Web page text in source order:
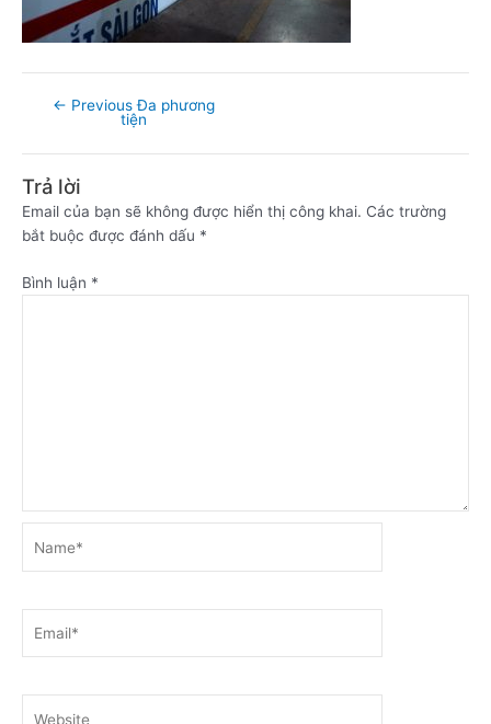
← Previous Đa phương
tiện
Trả lời
Email của bạn sẽ không được hiển thị công khai. Các trường
bắt buộc được đánh dấu *
Bình luận *